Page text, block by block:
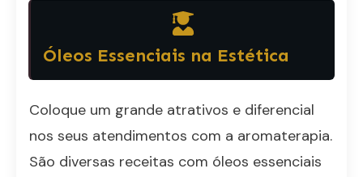
Óleos Essenciais na Estética
Coloque um grande atrativos e diferencial
nos seus atendimentos com a aromaterapia.
São diversas receitas com óleos essenciais